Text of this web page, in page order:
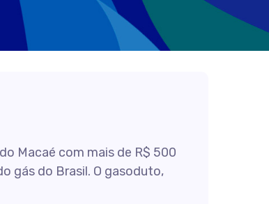
Macaé com mais de R$ 500
gás do Brasil. O gasoduto,